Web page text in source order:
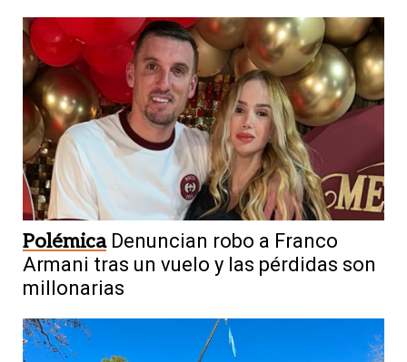
Polémica Denuncian robo a Franco
Armani tras un vuelo y las pérdidas son
millonarias